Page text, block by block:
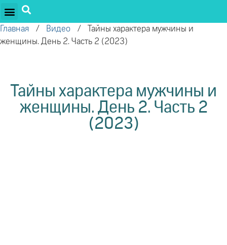
Главная / Видео /
Тайны характера мужчины и
женщины. День 2. Часть 2 (2023)
Тайны характера мужчины и
женщины. День 2. Часть 2
(2023)